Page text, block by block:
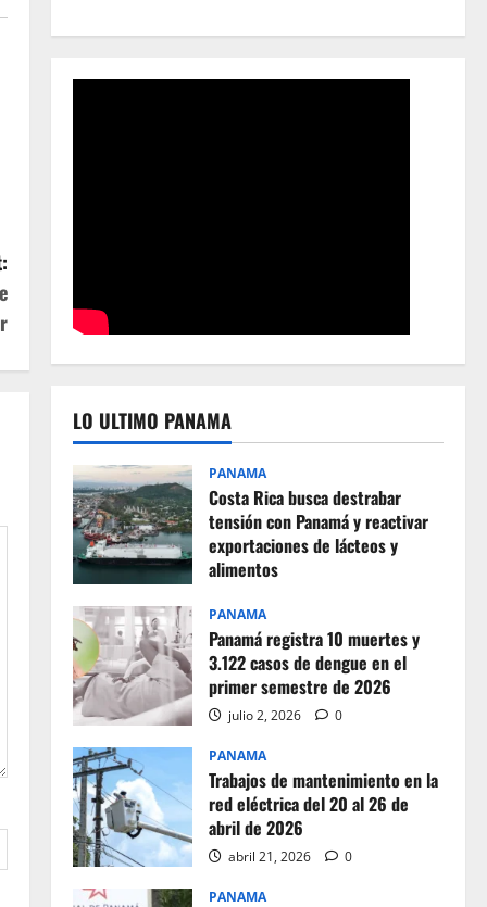
LO ULTIMO PANAMA
PANAMA
Costa Rica busca destrabar
tensión con Panamá y reactivar
exportaciones de lácteos y
alimentos
PANAMA
Panamá registra 10 muertes y
3.122 casos de dengue en el
primer semestre de 2026
julio 2, 2026 0
PANAMA
Trabajos de mantenimiento en la
red eléctrica del 20 al 26 de
abril de 2026
abril 21, 2026 0
PANAMA